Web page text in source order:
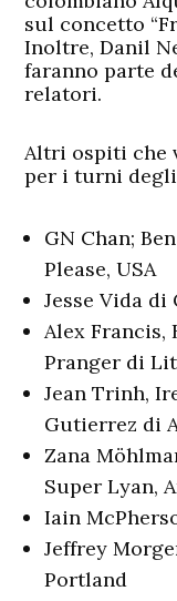
sul concetto
Inoltre,Danil
faranno parte
relatori.
Altri ospiti che
per i turni
GN Chan;
Please, USA
Jesse Vida di
Alex Francis,
Pranger di
Jean Trinh,
Gutierrez di
Zana
Super Lyan,
Iain
Jeffrey
Portland